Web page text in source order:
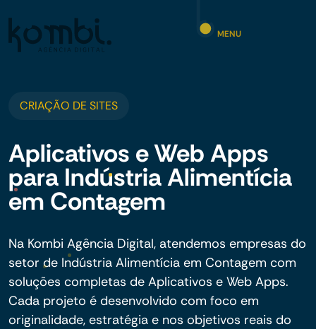
MENU
CRIAÇÃO DE SITES
Aplicativos e Web Apps
para Indústria Alimentícia
em Contagem
Na Kombi Agência Digital, atendemos empresas do
setor de Indústria Alimentícia em Contagem com
soluções completas de Aplicativos e Web Apps.
Cada projeto é desenvolvido com foco em
originalidade, estratégia e nos objetivos reais do